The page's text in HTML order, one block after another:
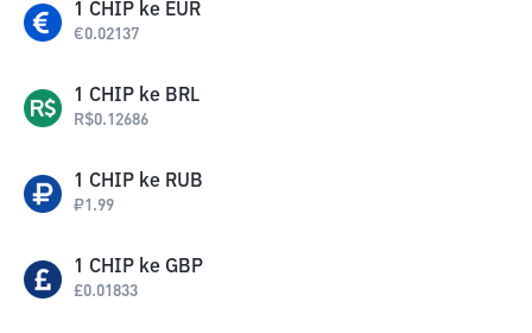
1 CHIP ke EUR
€0.02137
1 CHIP ke BRL
R$0.12686
1 CHIP ke RUB
₽1.99
1 CHIP ke GBP
£0.01833